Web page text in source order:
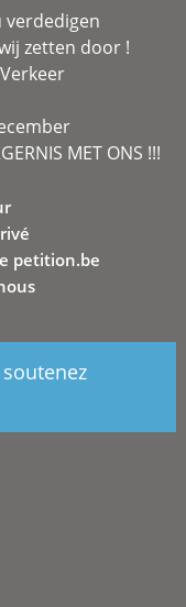
verdedigen
zetten door !
MET ONS !!!
petition.be